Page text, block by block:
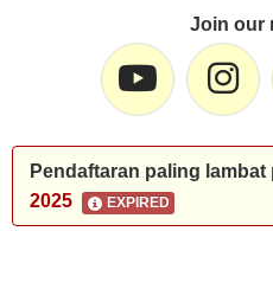
Join our
Pendaftaran paling lambat
2025
EXPIRED